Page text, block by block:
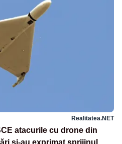
Realitatea.NET
atacurile cu drone din
și-au exprimat sprijinul